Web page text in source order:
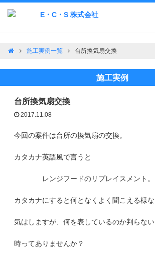
施工実例一覧 台所換気扇交換
施工実例
台所換気扇交換
2017.11.08
今回の案件は台所の換気扇の交換。
カタカナ英語風で言うと
レンジフードのリプレイスメント。
カタカナにすると何となくよく聞こえる様な
気はしますが、何を表しているのか判らない
時ってありませんか？